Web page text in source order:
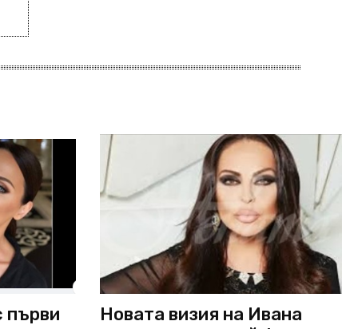
първи
Новата визия на Ивана